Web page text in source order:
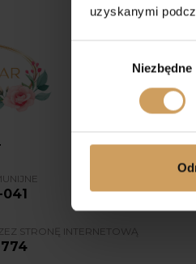
uzyskanymi
Niezbędne
STRONĘ INTERNETOWĄ